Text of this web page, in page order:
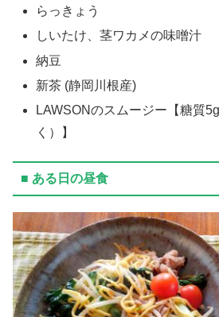
らっきょう
しいたけ、茎ワカメの味噌汁
納豆
新茶 (静岡川根産)
LAWSONのスムージー【糖質
く）】
■ ある日の昼食